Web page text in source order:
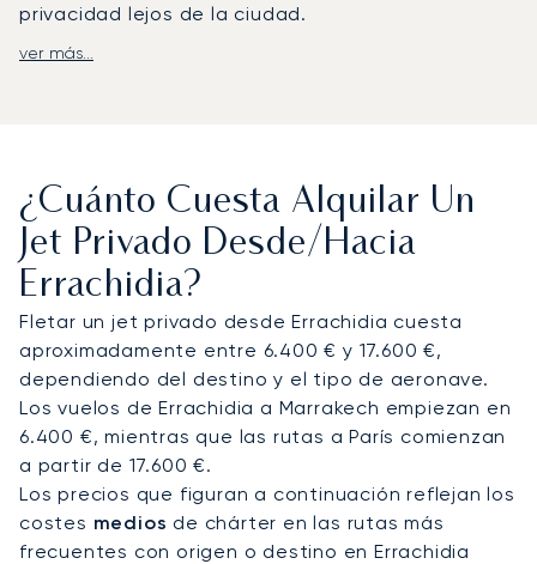
privacidad lejos de la ciudad.
Personalizamos su vuelo según su itinerario,
Nuestro servicio flexible le garantiza un aterrizaje
descansado, preparado para una llegada rápida y
discreta al Aeropuerto de Errachidia-Mulay Ali
Sharif, la antesala de su expedición por el
desierto.
Con acceso a más de 4.800 aeronaves en todo el
mundo, nuestro alcance global nos permite
encontrar el jet ideal para sus necesidades. Esta
amplia red es clave para gestionar la compleja
logística de los vuelos a destinos remotos,
garantizando que su llegada a Errachidia se
organice con una precisión meticulosa.
ver más...
¿Cuánto Cuesta Alquilar Un
Jet Privado Desde/hacia
Errachidia?
Fletar un jet privado desde Errachidia cuesta
aproximadamente entre 6.400 € y 17.600 €,
dependiendo del destino y el tipo de aeronave.
Los vuelos de Errachidia a Marrakech empiezan en
6.400 €, mientras que las rutas a París comienzan
a partir de 17.600 €.
Los precios que figuran a continuación reflejan los
costes medios de chárter en las rutas más
frecuentes con origen o destino en Errachidia